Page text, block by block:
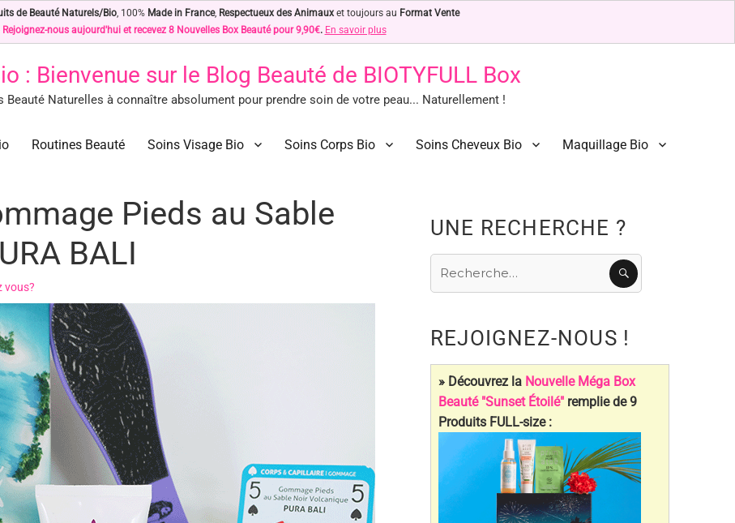
de Beauté Naturels/Bio, 100% Made in France, Respectueux des Animauxet toujours au Format Vente
Rejoignez-nous aujourd'hui et recevez 8 Nouvelles Box Beauté pour 9,90€. En savoir plus
: Bienvenue sur le Blog Beauté de BIOTYFULL Box
Beauté Naturelles à connaître absolument pour prendre soin de votre peau... Naturellement !
Astuces Beauté Naturelles !
à connaître absolument pour prendre soin de votre peau… Naturellement !
Routines Beauté Soins Visage Bio Soins Corps Bio Soins Cheveux Bio Maquillage Bio
Pieds au Sable
BALI
vous?
UNE RECHERCHE ?
REJOIGNEZ-NOUS !
» Découvrez la Nouvelle Méga Box
Beauté "Sunset Étoilé"remplie de 9
Produits FULL-size :